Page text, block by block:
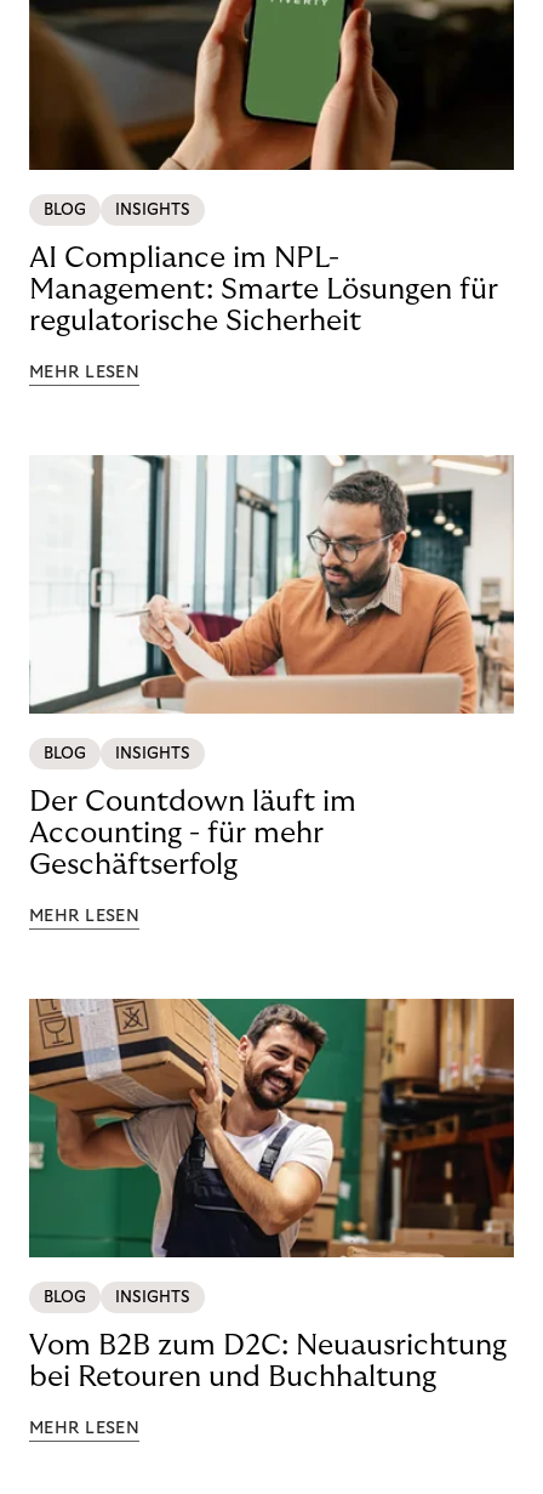
BLOG INSIGHTS
AI Compliance im NPL-
Management: Smarte Lösungen für
regulatorische Sicherheit
MEHR LESEN
BLOG INSIGHTS
Der Countdown läuft im
Accounting - für mehr
Geschäftserfolg
MEHR LESEN
BLOG INSIGHTS
Vom B2B zum D2C: Neuausrichtung
bei Retouren und Buchhaltung
MEHR LESEN